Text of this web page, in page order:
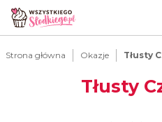
Strona główna Okazje Tłusty
Tłusty